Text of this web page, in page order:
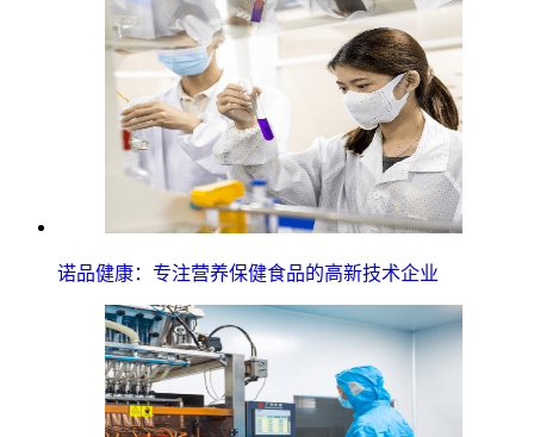
诺品健康：专注营养保健食品的高新技术企业